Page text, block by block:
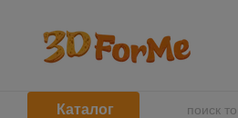
Каталог